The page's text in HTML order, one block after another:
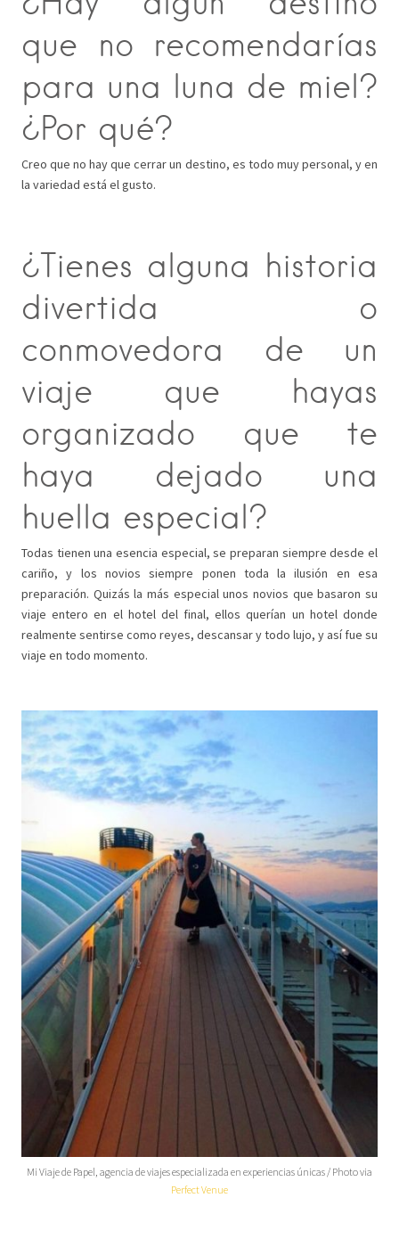
que no recomendarías
para una luna de miel?
¿Por qué?
Creo que no hay que cerrar un destino, es todo muy personal, y en
la variedad está el gusto.
¿Tienes alguna historia
divertida o
conmovedora de un
viaje que hayas
organizado que te
haya dejado una
huella especial?
Todas tienen una esencia especial, se preparan siempre desde el
cariño, y los novios siempre ponen toda la ilusión en esa
preparación. Quizás la más especial unos novios que basaron su
viaje entero en el hotel del final, ellos querían un hotel donde
realmente sentirse como reyes, descansar y todo lujo, y así fue su
viaje en todo momento.
Mi Viaje de Papel, agencia de viajes especializada en experiencias únicas / Photo via
Perfect Venue